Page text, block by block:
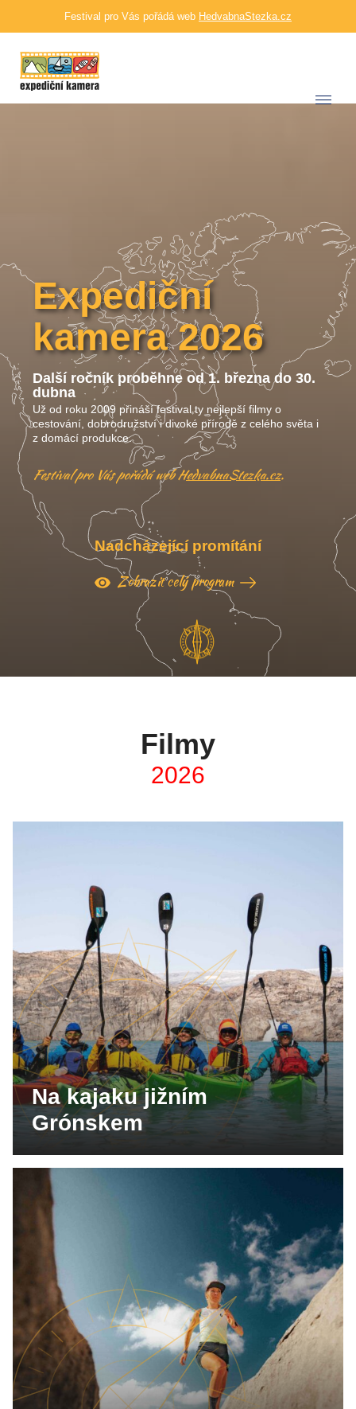
Festival pro Vás pořádá web HedvabnaStezka.cz
Expediční
kamera 2026
Další ročník proběhne od 1. března do 30.
dubna
Už od roku 2009 přináší festival ty nejlepší filmy o
cestování, dobrodružství i divoké přírodě z celého světa i
z domácí produkce.
Festival pro Vás pořádá webHedvabnaStezka.cz.
Nadcházející promítání
Zobrazit celý program
Filmy
2026
Na kajaku jižním
Grónskem